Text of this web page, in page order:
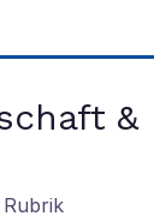
&